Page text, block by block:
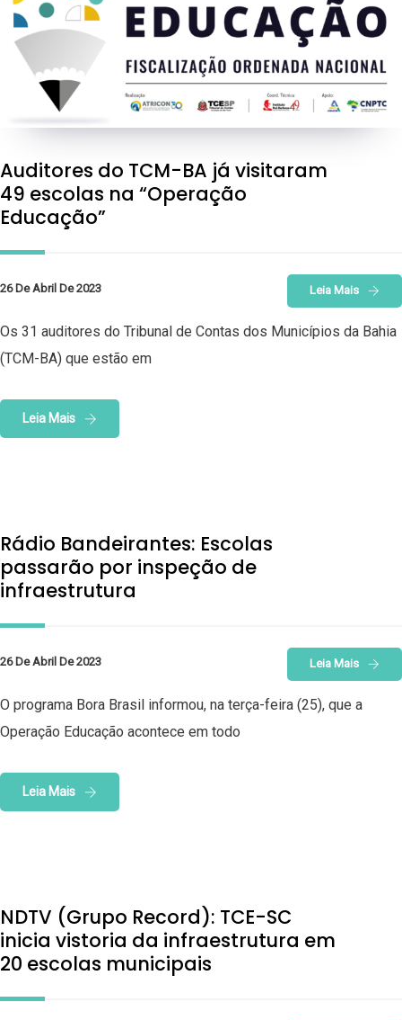
Auditores do TCM-BA já visitaram
49 escolas na “Operação
Educação”
26 De Abril De 2023 Leia Mais
Os 31 auditores do Tribunal de Contas dos Municípios da Bahia
(TCM-BA) que estão em
Leia Mais
Rádio Bandeirantes: Escolas
passarão por inspeção de
infraestrutura
26 De Abril De 2023 Leia Mais
O programa Bora Brasil informou, na terça-feira (25), que a
Operação Educação acontece em todo
Leia Mais
NDTV (Grupo Record): TCE-SC
inicia vistoria da infraestrutura em
20 escolas municipais